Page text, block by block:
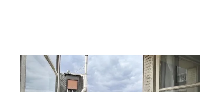
PARIS 75016
23 m
, 1 pièce
Ref : 11172